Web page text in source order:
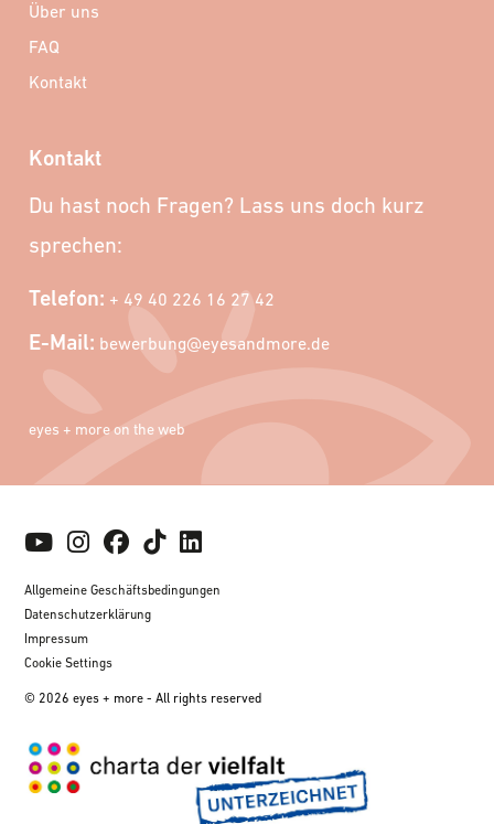
Über uns
FAQ
Kontakt
Kontakt
Du hast noch Fragen? Lass uns doch kurz
sprechen:
Telefon: + 49 40 226 16 27 42
E-Mail: bewerbung@eyesandmore.de
eyes + more on the web
Allgemeine Geschäftsbedingungen
Datenschutzerklärung
Impressum
Cookie Settings
© 2026 eyes + more - All rights reserved